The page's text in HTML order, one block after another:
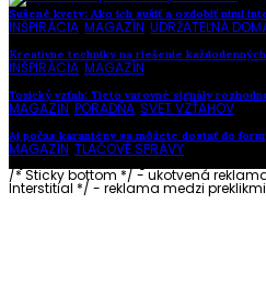
Sušené kvety: Ako ich sušiť a ozdobiť nimi
INŠPIRÁCIA MAGAZÍN UDRŽATEĽNÁ
Kreatívne techniky na riešenie
INŠPIRÁCIA MAGAZÍN
Toxický vzťah: Tieto varovné signály
MAGAZÍN PORADŇA SVET VZŤAHOV
Aj počas karantény sa môžete dostať do
MAGAZÍN TLAČOVÉ SPRÁVY
/* Sticky bottom */ - ukotvená
Interstitial */ - reklama medzi